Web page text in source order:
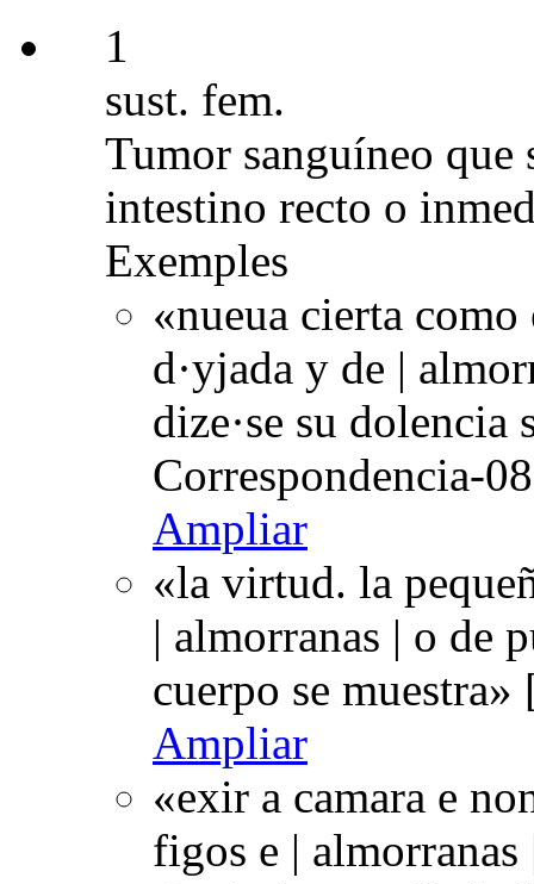
1
sust. fem.
Tumor sanguíneo
intestino recto o
Exemples
«nueua cierta
d·yjada y de |
dize·se su
Correspondencia-
Ampliar
«la virtud. la
| almorranas | o de
cuerpo se
Ampliar
«exir a camara e
figos e | almorranas